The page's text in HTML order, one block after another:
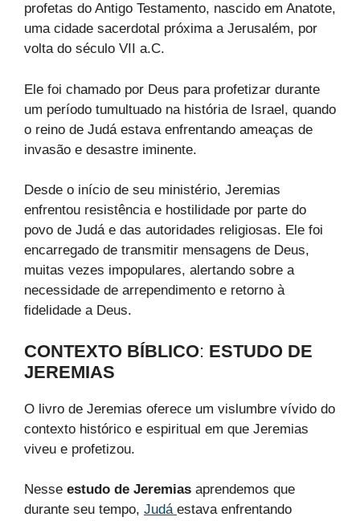
profetas do Antigo Testamento, nascido em Anatote,
uma cidade sacerdotal próxima a Jerusalém, por
volta do século VII a.C.
Ele foi chamado por Deus para profetizar durante
um período tumultuado na história de Israel, quando
o reino de Judá estava enfrentando ameaças de
invasão e desastre iminente.
Desde o início de seu ministério, Jeremias
enfrentou resistência e hostilidade por parte do
povo de Judá e das autoridades religiosas. Ele foi
encarregado de transmitir mensagens de Deus,
muitas vezes impopulares, alertando sobre a
necessidade de arrependimento e retorno à
fidelidade a Deus.
CONTEXTO BÍBLICO: ESTUDO DE
JEREMIAS
O livro de Jeremias oferece um vislumbre vívido do
contexto histórico e espiritual em que Jeremias
viveu e profetizou.
Nesse estudo de Jeremias aprendemos que
durante seu tempo, Judá estava enfrentando